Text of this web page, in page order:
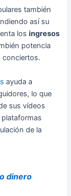
también
así su
losingresos
potencia
conciertos.
ayuda a
lo que
sus vídeos
de la
dinero